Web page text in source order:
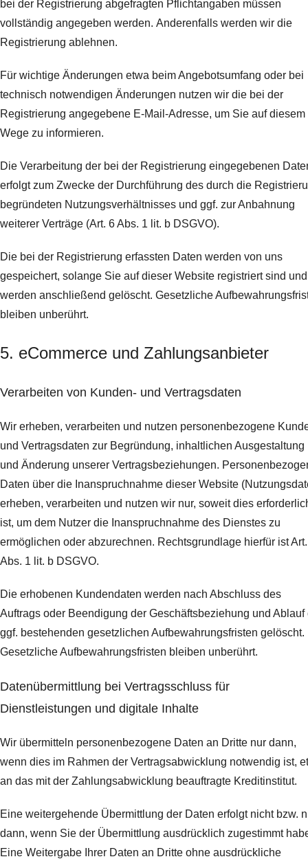
bei der Registrierung abgefragten Pflichtangaben müssen
vollständig angegeben werden. Anderenfalls werden wir die
Registrierung ablehnen.
Für wichtige Änderungen etwa beim Angebotsumfang oder bei
technisch notwendigen Änderungen nutzen wir die bei der
Registrierung angegebene E-Mail-Adresse, um Sie auf diesem
Wege zu informieren.
Die Verarbeitung der bei der Registrierung eingegebenen
erfolgt zum Zwecke der Durchführung des durch die
begründeten Nutzungsverhältnisses und ggf. zur Anbahnung
weiterer Verträge (Art. 6 Abs. 1 lit. b DSGVO).
Die bei der Registrierung erfassten Daten werden von uns
gespeichert, solange Sie auf dieser Website registriert sind und
werden anschließend gelöscht. Gesetzliche
bleiben unberührt.
5. eCommerce und Zahlungs­anbieter
Verarbeiten von Kunden- und Vertragsdaten
Wir erheben, verarbeiten und nutzen personenbezogene
und Vertragsdaten zur Begründung, inhaltlichen Ausgestaltung
und Änderung unserer Vertragsbeziehungen.
Daten über die Inanspruchnahme dieser Website
erheben, verarbeiten und nutzen wir nur, soweit dies
ist, um dem Nutzer die Inanspruchnahme des Dienstes zu
ermöglichen oder abzurechnen. Rechtsgrundlage hierfür ist
Abs. 1 lit. b DSGVO.
Die erhobenen Kundendaten werden nach Abschluss des
Auftrags oder Beendigung der Geschäftsbeziehung und Ablauf
ggf. bestehenden gesetzlichen Aufbewahrungsfristen gelöscht.
Gesetzliche Aufbewahrungsfristen bleiben unberührt.
Daten­übermittlung bei Vertragsschluss für
Dienstleistungen und digitale Inhalte
Wir übermitteln personenbezogene Daten an Dritte nur dann,
wenn dies im Rahmen der Vertragsabwicklung notwendig ist,
an das mit der Zahlungsabwicklung beauftragte Kreditinstitut.
Eine weitergehende Übermittlung der Daten erfolgt nicht bzw.
dann, wenn Sie der Übermittlung ausdrücklich zugestimmt
Eine Weitergabe Ihrer Daten an Dritte ohne ausdrückliche